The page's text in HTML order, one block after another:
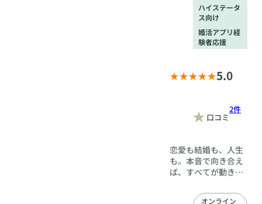
ハイステータ
ス向け
婚活アプリ経
験者応援
5.0
口コミ
2件
恋愛も結婚も、人生
も。本音で向き合え
ば、すべてが動き出
嶋かおりは、ホステ
オンライン